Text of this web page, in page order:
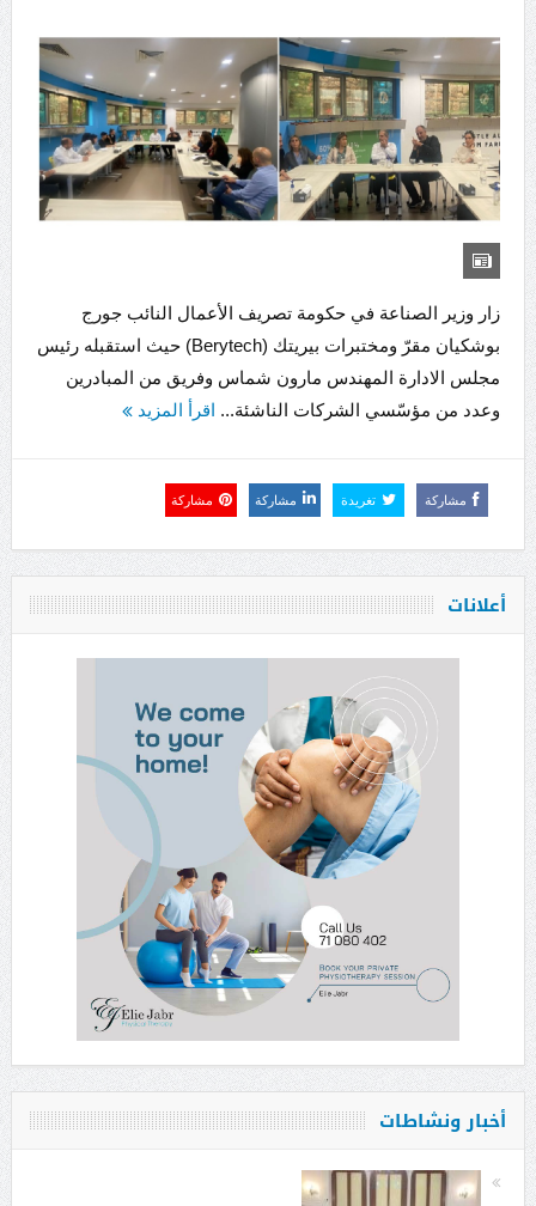
زار وزير الصناعة في حكومة تصريف الأعمال النائب جورج
بوشكيان مقرّ ومختبرات بيريتك (Berytech) حيث استقبله رئيس
مجلس الادارة المهندس مارون شماس وفريق من المبادرين
وعدد من مؤسّسي الشركات الناشئة... اقرأ المزيد
مشاركة تغريدة مشاركة مشاركة
أعلانات
أخبار ونشاطات